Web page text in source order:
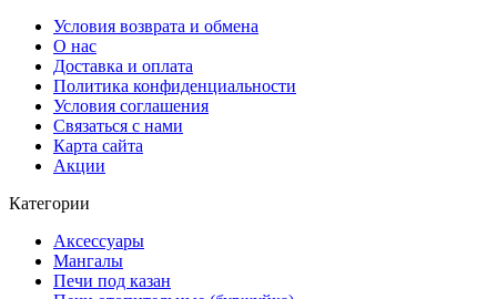
буржуйка чугунная купить
буржуйки
печь буржуйка
купить буржуйку в Украине
буржуйка для дома
купить набор шампуров в кейсе
набор шампуров подарочный
купить набор шампуров в Украине
Условия возврата и обмена
О нас
Доставка и оплата
Политика конфиденциальности
Условия соглашения
Связаться с нами
Карта сайта
Акции
Категории
Аксессуары
Мангалы
Печи под казан